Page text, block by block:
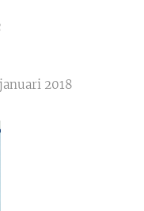
2018